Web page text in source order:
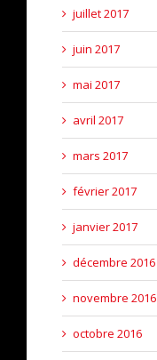
juillet 2017
juin 2017
mai 2017
avril 2017
mars 2017
février 2017
janvier 2017
décembre 2016
novembre 2016
octobre 2016